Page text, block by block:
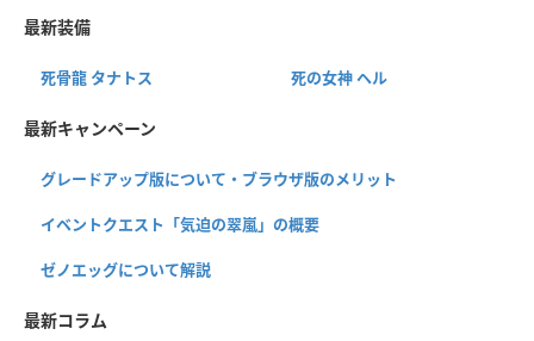
最新装備
死骨龍 タナトス 死の女神 ヘル
最新キャンペーン
グレードアップ版について・ブラウザ版のメリット
イベントクエスト「気迫の翠嵐」の概要
ゼノエッグについて解説
最新コラム